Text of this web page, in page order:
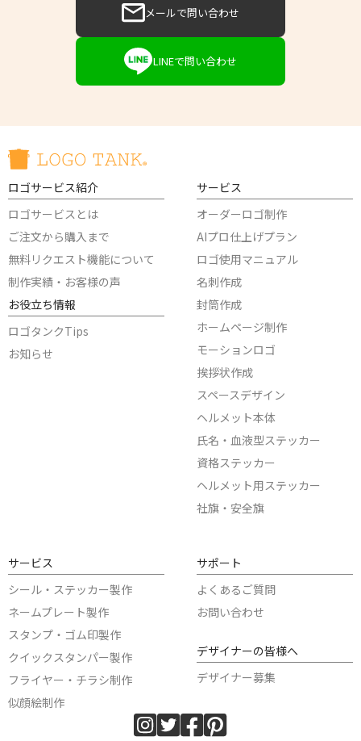
メールで問い合わせ
LINEで問い合わせ
ロゴサービス紹介
ロゴサービスとは
ご注文から購入まで
無料リクエスト機能について
制作実績・お客様の声
お役立ち情報
ロゴタンクTips
お知らせ
サービス
オーダーロゴ制作
AIプロ仕上げプラン
ロゴ使用マニュアル
名刺作成
封筒作成
ホームページ制作
モーションロゴ
挨拶状作成
スペースデザイン
ヘルメット本体
氏名・血液型ステッカー
資格ステッカー
ヘルメット用ステッカー
社旗・安全旗
サービス
シール・ステッカー製作
ネームプレート製作
スタンプ・ゴム印製作
クイックスタンパー製作
フライヤー・チラシ制作
似顔絵制作
サポート
よくあるご質問
お問い合わせ
デザイナーの皆様へ
デザイナー募集